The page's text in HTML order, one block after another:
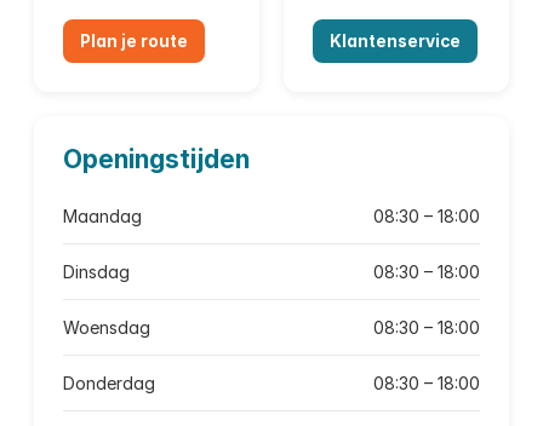
Plan je route Klantenservice
Openingstijden
Maandag 08:30 – 18:00
Dinsdag 08:30 – 18:00
Woensdag 08:30 – 18:00
Donderdag 08:30 – 18:00